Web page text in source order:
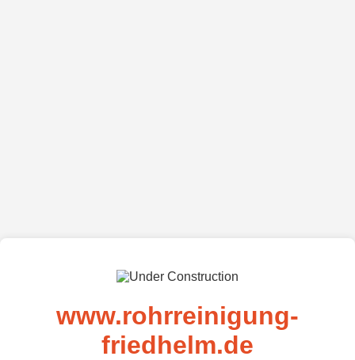
www.rohrreinigung-
friedhelm.de